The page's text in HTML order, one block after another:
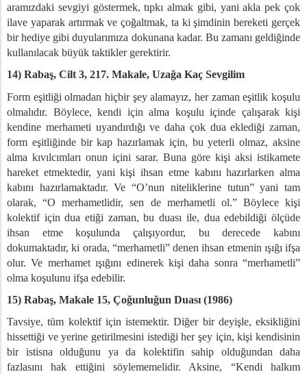
aramızdaki sevgiyi göstermek, tıpkı almak gibi, yani akla pek çok
ilave yaparak artırmak ve çoğaltmak, ta ki şimdinin bereketi gerçek
bir hediye gibi duyularımıza dokunana kadar. Bu zamanı geldiğinde
kullanılacak büyük taktikler gerektirir.
14) Rabaş, Cilt 3, 217. Makale, Uzağa Kaç Sevgilim
Form eşitliği olmadan hiçbir şey alamayız, her zaman eşitlik koşulu
olmalıdır. Böylece, kendi için alma koşulu içinde çalışarak kişi
kendine merhameti uyandırdığı ve daha çok dua eklediği zaman,
form eşitliğinde bir kap hazırlamak için, bu yeterli olmaz, aksine
alma kıvılcımları onun içini sarar. Buna göre kişi aksi istikamete
hareket etmektedir, yani kişi ihsan etme kabını hazırlarken alma
kabını hazırlamaktadır. Ve “O’nun niteliklerine tutun” yani tam
olarak, “O merhametlidir, sen de merhametli ol.” Böylece kişi
kolektif için dua etiği zaman, bu duası ile, dua edebildiği ölçüde
ihsan etme koşulunda çalışıyordur, bu derecede kabını
dokumaktadır, ki orada, “merhametli” denen ihsan etmenin ışığı ifşa
olur. Ve merhamet ışığını edinerek kişi daha sonra “merhametli”
olma koşulunu ifşa edebilir.
15) Rabaş, Makale 15, Çoğunluğun Duası (1986)
Tavsiye, tüm kolektif için istemektir. Diğer bir deyişle, eksikliğini
hissettiği ve yerine getirilmesini istediği her şey için, kişi kendisinin
bir istisna olduğunu ya da kolektifin sahip olduğundan daha
fazlasını hak ettiğini söylememelidir. Aksine, “Kendi halkım